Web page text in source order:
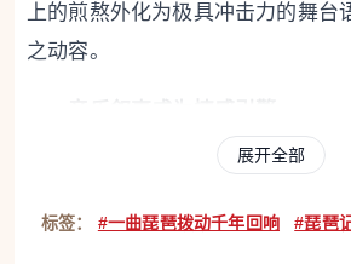
上的煎熬外化为极具冲击力的舞台
之动容。
琵琶，这一剧名中的核心意象，
正成为了叙事的主角。几段琵琶独
展开全部
标签： #一曲琵琶拨动千年回响 #琵琶